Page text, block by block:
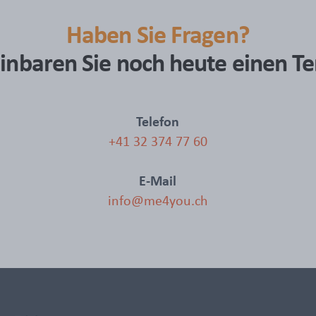
Haben Sie Fragen?
Sie noch heute einen
Telefon
+41 32 374 77 60
E-Mail
info@me4you.ch